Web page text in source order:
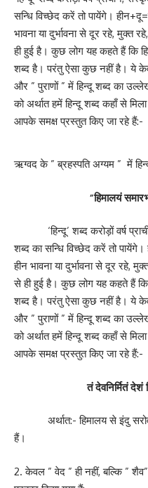
सन्धि विच्छेद करें तो पायेंगे।
भावना या दुर्भावना से दूर रहे, मुक्त
ही हुई है। कुछ लोग यह कहते हैं कि
शब्द है। परंतु ऐसा कुछ नहीं है। ये
और ” पुराणों ” में हिन्दू शब्द का
को अर्थात हमें हिन्दू शब्द कहाँ से
आपके समक्ष प्रस्तुत किए जा रहे हैं:-
ऋग्वद के ” ब्रहस्पति अग्यम ” में
“हिमालयं
‘हिन्दू’ शब्द करोड़ों वर्ष
शब्द का सन्धि विच्छेद करें तो
हीन भावना या दुर्भावना से दूर रहे,
से ही हुई है। कुछ लोग यह कहते हैं
शब्द है। परंतु ऐसा कुछ नहीं है। ये
और ” पुराणों ” में हिन्दू शब्द का
को अर्थात हमें हिन्दू शब्द कहाँ से
आपके समक्ष प्रस्तुत किए जा रहे हैं:-
तं देवनिर्मितं देशं
अर्थात:- हिमालय से इंदु सरोवर
हैं।
2. केवल ” वेद ” ही नहीं, बल्कि ”